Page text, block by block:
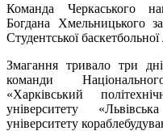
Команда Черкаського
Богдана Хмельницького
Студентської
Змагання тривало три
команди
«Харківський
університету
університету